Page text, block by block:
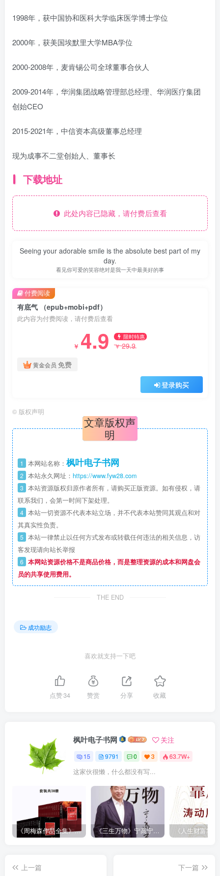
1998年，获中国协和医科大学临床医学博士学位
2000年，获美国埃默里大学MBA学位
2000-2008年，麦肯锡公司全球董事合伙人
2009-2014年，华润集团战略管理部总经理、华润医疗集团
创始CEO
2015-2021年，中信资本高级董事总经理
现为成事不二堂创始人、董事长
下载地址
此处内容已隐藏，请付费后查看
Seeing your adorable smile is the absolute best part of my
day.
看见你可爱的笑容绝对是我一天中最美好的事
有底气 （epub+mobi+pdf）
此内容为付费阅读，请付费后查看
￥ 4.9 限时特惠
￥29.9
黄金会员 免费
登录购买
付费阅读
© 版权声明
文章版权声
明
1 本网站名称： 枫叶电子书网
2 本站永久网址： https://www.fyw28.com
3 本站资源版权归原作者所有，请购买正版资源。如有侵权，请
联系我们，会第一时间下架处理。
4 本站一切资源不代表本站立场，并不代表本站赞同其观点和对
其真实性负责。
5 本站一律禁止以任何方式发布或转载任何违法的相关信息，访
客发现请向站长举报
6 本网站资源价格不是商品价格，而是整理资源的成本和网盘会
员的共享使用费用。
THE END
成功励志
喜欢就支持一下吧
点赞34 赞赏 分享 收藏
枫叶电子书网 关注
15 9791 0 3 63.7W+
这家伙很懒，什么都没有写...
《周梅森作品全集》[共30册] 《三生万物》宁高宁（epub+mobi+azw3+pdf）
上一篇
下一篇